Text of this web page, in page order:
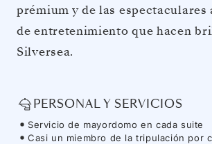
prémium y de las espectaculares
de entretenimiento que hacen
Silversea.
PERSONAL Y SERVICIOS
Servicio de mayordomo en cada suite
Casi un miembro de la tripulación por